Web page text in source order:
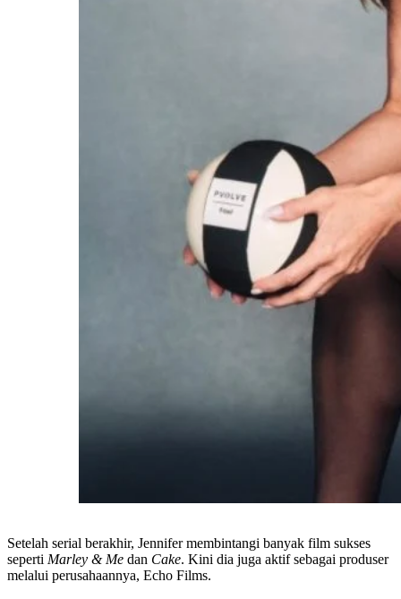
Setelah serial berakhir, Jennifer membintangi banyak film sukses
seperti Marley & Me dan Cake. Kini dia juga aktif sebagai produser
melalui perusahaannya, Echo Films.